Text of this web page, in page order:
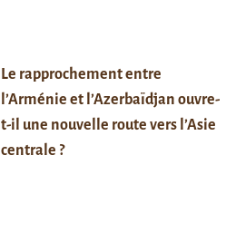
Le rapprochement entre
l’Arménie et l’Azerbaïdjan ouvre-
t-il une nouvelle route vers l’Asie
centrale ?